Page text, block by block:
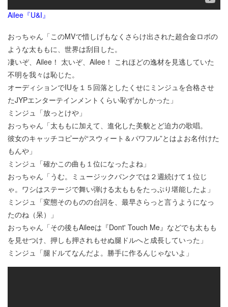
Ailee『U&I』
おっちゃん「このMVで惜しげもなくさらけ出された超合金ロボの
ような太ももに、世界は刮目した。
凄いぞ、Ailee！ 太いぞ、Ailee！ これほどの逸材を見逃していた
不明を我々は恥じた。
オーディションでIUを１５回落としたくせにミンジュを合格させ
たJYPエンターテインメントくらい恥ずかしかった」
ミンジュ「放っとけや」
おっちゃん「太ももに加えて、進化した美貌とど迫力の歌唱。
彼女のキャッチコピーが“スウィート＆パワフル”とはよお名付けた
もんや」
ミンジュ「確かこの曲も１位になったよね」
おっちゃん「うむ。ミュージックバンクでは２週続けて１位じ
ゃ。ワシはステージで舞い弾ける太ももをたっぷり堪能したよ」
ミンジュ「変態そのものの台詞を、最早さらっと言うようになっ
たのね（呆）」
おっちゃん「その後もAileeは『Dont' Touch Me』などでも太もも
を見せつけ、押しも押されもせぬ腿ドルへと成長していった」
ミンジュ「腿ドルてなんだよ。勝手に作るんじゃないよ」